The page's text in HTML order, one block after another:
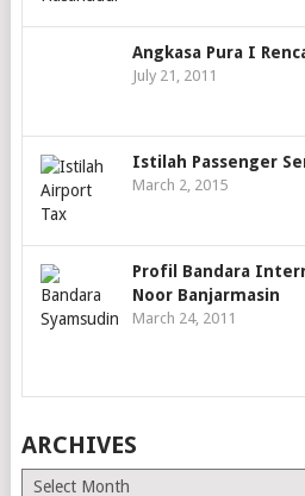
Angkasa Pura I
July 21, 2011
Istilah Passenger
March 2, 2015
Profil Bandara
Noor Banjarmasin
March 24, 2011
ARCHIVES
Archives